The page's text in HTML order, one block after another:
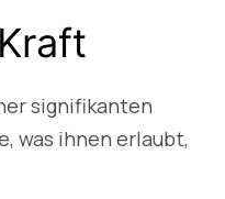
signifikanten
was ihnen erlaubt,